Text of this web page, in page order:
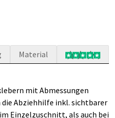
Material
mit Abmessungen
die Abziehhilfe inkl. sichtbarer
Einzelzuschnitt, als auch bei